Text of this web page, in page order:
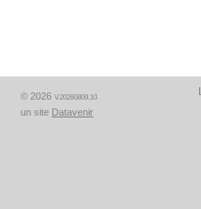
© 2026 V.20260809.10
un site Datavenir